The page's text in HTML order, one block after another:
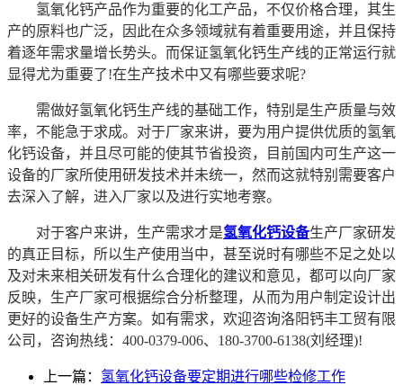
氢氧化钙产品作为重要的化工产品，不仅价格合理，其生
产的原料也广泛，因此在众多领域就有着重要用途，并且保持
着逐年需求量增长势头。而保证氢氧化钙生产线的正常运行就
显得尤为重要了!在生产技术中又有哪些要求呢?
需做好氢氧化钙生产线的基础工作，特别是生产质量与效
率，不能急于求成。对于厂家来讲，要为用户提供优质的氢氧
化钙设备，并且尽可能的使其节省投资，目前国内可生产这一
设备的厂家所使用研发技术并未统一，然而这就特别需要客户
去深入了解，进入厂家以及进行实地考察。
对于客户来讲，生产需求才是氢氧化钙设备生产厂家研发
的真正目标，所以生产使用当中，甚至说时有哪些不足之处以
及对未来相关研发有什么合理化的建议和意见，都可以向厂家
反映，生产厂家可根据综合分析整理，从而为用户制定设计出
更好的设备生产方案。如有需求，欢迎咨询洛阳钙丰工贸有限
公司，咨询热线：400-0379-006、180-3700-6138(刘经理)!
上一篇： 氢氧化钙设备要定期进行哪些检修工作